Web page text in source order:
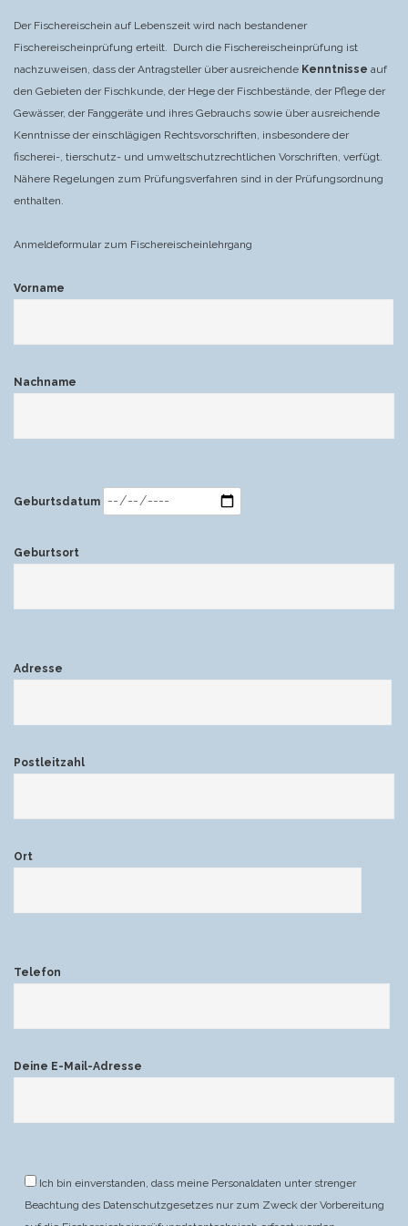
Der Fischereischein auf Lebenszeit wird nach bestandener
Fischereischeinprüfung erteilt. Durch die Fischereischeinprüfung ist
nachzuweisen, dass der Antragsteller über ausreichende Kenntnisse auf
den Gebieten der Fischkunde, der Hege der Fischbestände, der Pflege der
Gewässer, der Fanggeräte und ihres Gebrauchs sowie über ausreichende
Kenntnisse der einschlägigen Rechtsvorschriften, insbesondere der
fischerei-, tierschutz- und umweltschutzrechtlichen Vorschriften, verfügt.
Nähere Regelungen zum Prüfungsverfahren sind in der Prüfungsordnung
enthalten.
Anmeldeformular zum Fischereischeinlehrgang
Vorname
Nachname
Geburtsdatum
Geburtsort
Adresse
Postleitzahl
Ort
Telefon
Deine E-Mail-Adresse
Ich bin einverstanden, dass meine Personaldaten unter strenger
Beachtung des Datenschutzgesetzes nur zum Zweck der Vorbereitung